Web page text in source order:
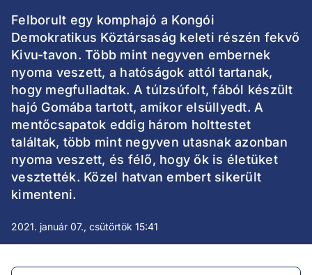
Felborult egy komphajó a Kongói
Demokratikus Köztársaság keleti részén fekvő
Kivu-tavon. Több mint negyven embernek
nyoma veszett, a hatóságok attól tartanak,
hogy megfulladtak. A túlzsúfolt, fából készült
hajó Gomába tartott, amikor elsüllyedt. A
mentőcsapatok eddig három holttestet
találtak, több mint negyven utasnak azonban
nyoma veszett, és félő, hogy ők is életüket
vesztették. Közel hatvan embert sikerült
kimenteni.
2021. január 07., csütörtök 15:41